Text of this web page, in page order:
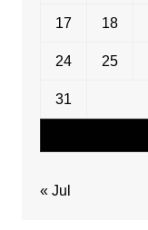
17 18
24 25
31
« Jul